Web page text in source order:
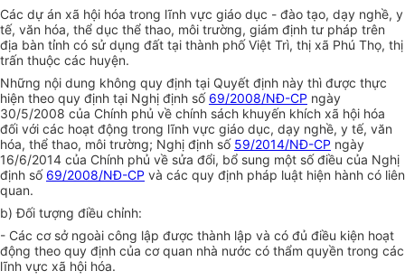
Các dự án xã hội hóa trong lĩnh vực giáo dục - đào tạo, dạy nghề, y
tế, văn hóa, thể dục thể thao, môi trường, giám định tư pháp trên
địa bàn tỉnh có sử dụng đất tại thành phố Việt Trì, thị xã Phú Thọ, thị
trấn thuộc các huyện.
Những nội dung không quy định tại Quyết định này thì được thực
hiện theo quy định tại Nghị định số 69/2008/NĐ-CP ngày
30/5/2008 của Chính phủ về chính sách khuyến khích xã hội hóa
đối với các hoạt động trong lĩnh vực giáo dục, dạy nghề, y tế, văn
hóa, thể thao, môi trường; Nghị định số 59/2014/NĐ-CP ngày
16/6/2014 của Chính phủ về sửa đổi, bổ sung một số điều của Nghị
định số 69/2008/NĐ-CP và các quy định pháp luật hiện hành có liên
quan.
b) Đối tượng điều chỉnh:
- Các cơ sở ngoài công lập được thành lập và có đủ điều kiện hoạt
động theo quy định của cơ quan nhà nước có thẩm quyền trong các
lĩnh vực xã hội hóa.